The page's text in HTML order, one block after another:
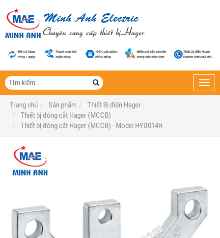
Trang chủ
Sản phẩm
Thiết Bị điện Hager
Thiết bị đóng cắt Hager (MCCB)
Thiết bị đóng cắt Hager (MCCB) - Model HYD014H